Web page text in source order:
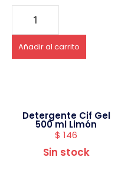
Añadir al carrito
Detergente Cif Gel
500 ml Limón
$ 146
Sin stock